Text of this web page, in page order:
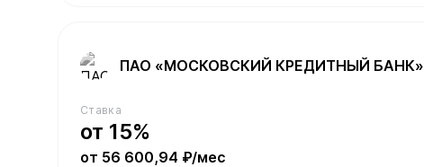
ПАО «МОСКОВСКИЙ КРЕДИТНЫЙ БАНК»
Ставка
от 15%
от 56 600,94 ₽/мес